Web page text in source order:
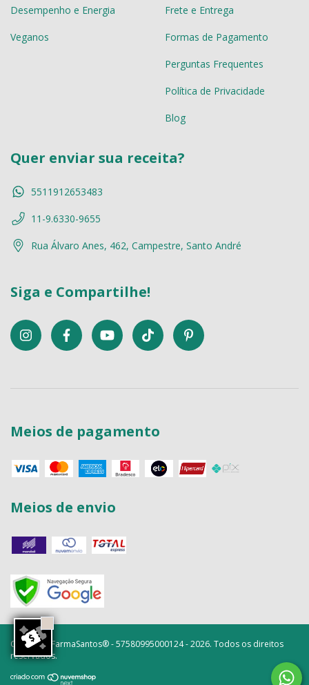
Desempenho e Energia
Veganos
Frete e Entrega
Formas de Pagamento
Perguntas Frequentes
Política de Privacidade
Blog
Quer enviar sua receita?
5511912653483
11-9.6330-9655
Rua Álvaro Anes, 462, Campestre, Santo André
Siga e Compartilhe!
Meios de pagamento
Meios de envio
Copyright FarmaSantos® - 57580995000124 - 2026. Todos os direitos
reservados.